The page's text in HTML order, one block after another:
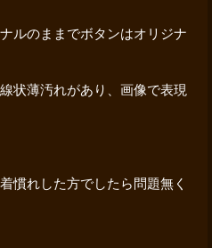
ルのままでボタンはオリジナ
状薄汚れがあり、画像で表現
慣れした方でしたら問題無く